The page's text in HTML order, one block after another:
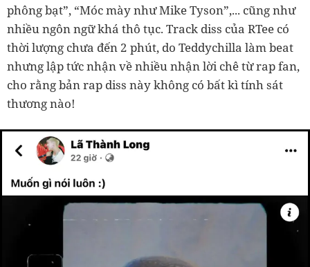
phông bạt”, “Móc mày như Mike Tyson”,... cũng như
nhiều ngôn ngữ khá thô tục. Track diss của RTee có
thời lượng chưa đến 2 phút, do Teddychilla làm beat
nhưng lập tức nhận về nhiều nhận lời chê từ rap fan,
cho rằng bản rap diss này không có bất kì tính sát
thương nào!